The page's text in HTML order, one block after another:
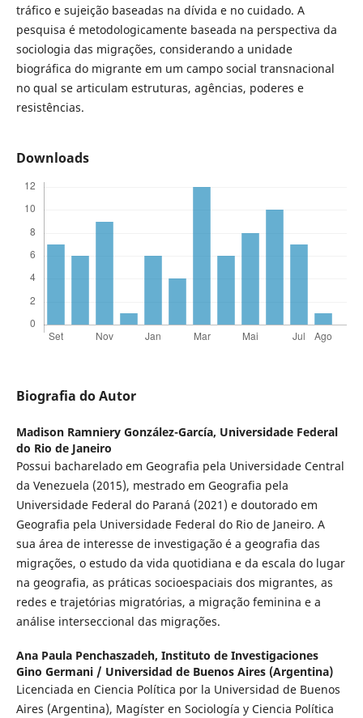
tráfico e sujeição baseadas na dívida e no cuidado. A
pesquisa é metodologicamente baseada na perspectiva da
sociologia das migrações, considerando a unidade
biográfica do migrante em um campo social transnacional
no qual se articulam estruturas, agências, poderes e
resistências.
Downloads
Biografia do Autor
Madison Ramniery González-García, Universidade Federal
do Rio de Janeiro
Possui bacharelado em Geografia pela Universidade Central
da Venezuela (2015), mestrado em Geografia pela
Universidade Federal do Paraná (2021) e doutorado em
Geografia pela Universidade Federal do Rio de Janeiro. A
sua área de interesse de investigação é a geografia das
migrações, o estudo da vida quotidiana e da escala do lugar
na geografia, as práticas socioespaciais dos migrantes, as
redes e trajetórias migratórias, a migração feminina e a
análise interseccional das migrações.
Ana Paula Penchaszadeh, Instituto de Investigaciones
Gino Germani / Universidad de Buenos Aires (Argentina)
Licenciada en Ciencia Política por la Universidad de Buenos
Aires (Argentina), Magíster en Sociología y Ciencia Política